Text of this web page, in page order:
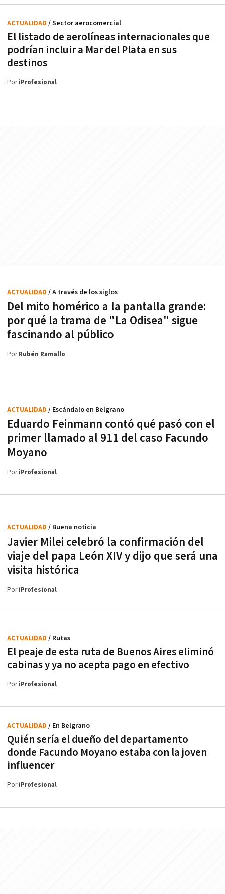
El listado de aerolíneas internacionales que
podrían incluir a Mar del Plata en sus
destinos
ACTUALIDAD / Sector aerocomercial
PoriProfesional
Del mito homérico a la pantalla grande:
por qué la trama de "La Odisea" sigue
fascinando al público
ACTUALIDAD / A través de los siglos
PorRubén Ramallo
Eduardo Feinmann contó qué pasó con el
primer llamado al 911 del caso Facundo
Moyano
ACTUALIDAD / Escándalo en Belgrano
PoriProfesional
Javier Milei celebró la confirmación del
viaje del papa León XIV y dijo que será una
visita histórica
ACTUALIDAD / Buena noticia
PoriProfesional
El peaje de esta ruta de Buenos Aires eliminó
cabinas y ya no acepta pago en efectivo
ACTUALIDAD / Rutas
PoriProfesional
Quién sería el dueño del departamento
donde Facundo Moyano estaba con la joven
influencer
ACTUALIDAD / En Belgrano
PoriProfesional